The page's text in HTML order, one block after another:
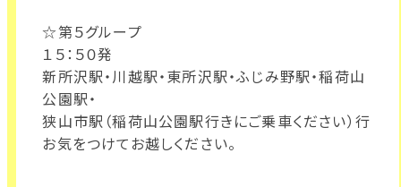
☆第５グループ
１５：５０発
新所沢駅・川越駅・東所沢駅・ふじみ野駅・稲荷山
公園駅・
狭山市駅（稲荷山公園駅行きにご乗車ください）行
お気をつけてお越しください。